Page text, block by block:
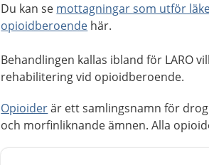
Du kan se mottagningar som utför
opioidberoende här.
Behandlingen kallas ibland för LARO
rehabilitering vid opioidberoende.
Opioiderär ett samlingsnamn för
och morfinliknande ämnen. Alla